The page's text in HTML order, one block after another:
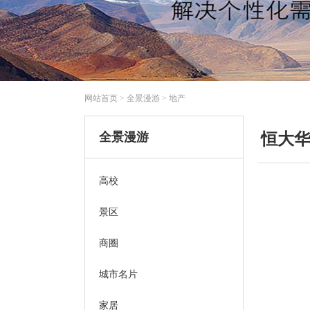
网站首页 > 全景漫游 > 地产
全景漫游
高校
景区
商圈
城市名片
家居
恒大